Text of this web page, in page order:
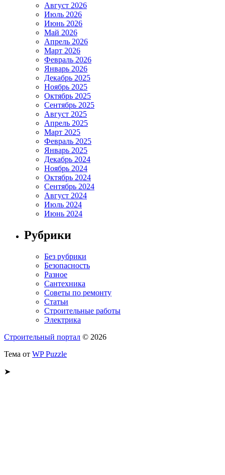
Август 2026
Июль 2026
Июнь 2026
Май 2026
Апрель 2026
Март 2026
Февраль 2026
Январь 2026
Декабрь 2025
Ноябрь 2025
Октябрь 2025
Сентябрь 2025
Август 2025
Апрель 2025
Март 2025
Февраль 2025
Январь 2025
Декабрь 2024
Ноябрь 2024
Октябрь 2024
Сентябрь 2024
Август 2024
Июль 2024
Июнь 2024
Рубрики
Без рубрики
Безопасность
Разное
Сантехника
Советы по ремонту
Статьи
Строительные работы
Электрика
Строительный портал © 2026
Тема от WP Puzzle
➤